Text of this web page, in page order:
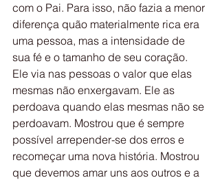
com o Pai. Para isso, não fazia a menor
diferença quão materialmente rica era
uma pessoa, mas a intensidade de
sua fé e o tamanho de seu coração.
Ele via nas pessoas o valor que elas
mesmas não enxergavam. Ele as
perdoava quando elas mesmas não se
perdoavam. Mostrou que é sempre
possível arrepender-se dos erros e
recomeçar uma nova história. Mostrou
que devemos amar uns aos outros e a